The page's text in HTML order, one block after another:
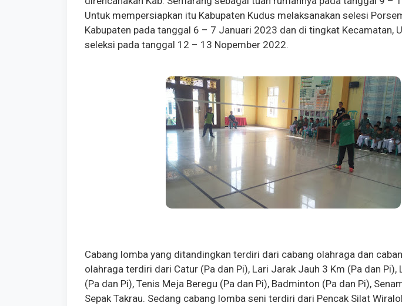
Untuk mempersiapkan itu Kabupaten Kudus melaksanakan selesi
Kabupaten pada tanggal 6 – 7 Januari 2023 dan di tingkat Kecamatan,
seleksi pada tanggal 12 – 13 Nopember 2022.
Cabang lomba yang ditandingkan terdiri dari cabang olahraga dan
olahraga terdiri dari Catur (Pa dan Pi), Lari Jarak Jauh 3 Km (Pa dan Pi),
(Pa dan Pi), Tenis Meja Beregu (Pa dan Pi), Badminton (Pa dan Pi),
Sepak Takrau. Sedang cabang lomba seni terdiri dari Pencak Silat